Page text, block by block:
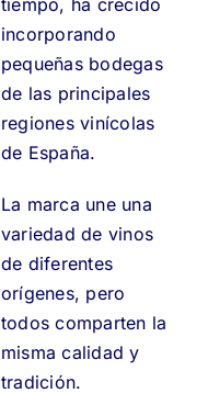
tiempo, ha crecido
incorporando
pequeñas bodegas
de las principales
regiones vinícolas
de España.
La marca une una
variedad de vinos
de diferentes
orígenes, pero
todos comparten la
misma calidad y
tradición.